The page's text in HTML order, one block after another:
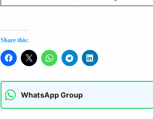
Share this:
WhatsApp Group